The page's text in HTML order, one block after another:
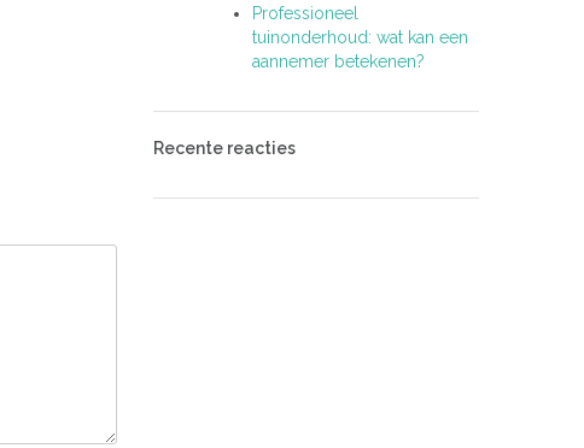
Professioneel
tuinonderhoud: wat kan een
aannemer betekenen?
Recente reacties